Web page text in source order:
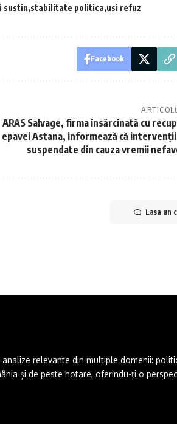
sustin stabilitate politica usi refuz
Facebook
ARAS Salvage, firma însărcinată cu
epavei Astana, informează că
suspendate din cauza vremii
Lasa un
relevante din multiple domenii:
și de peste hotare, oferindu-ți o